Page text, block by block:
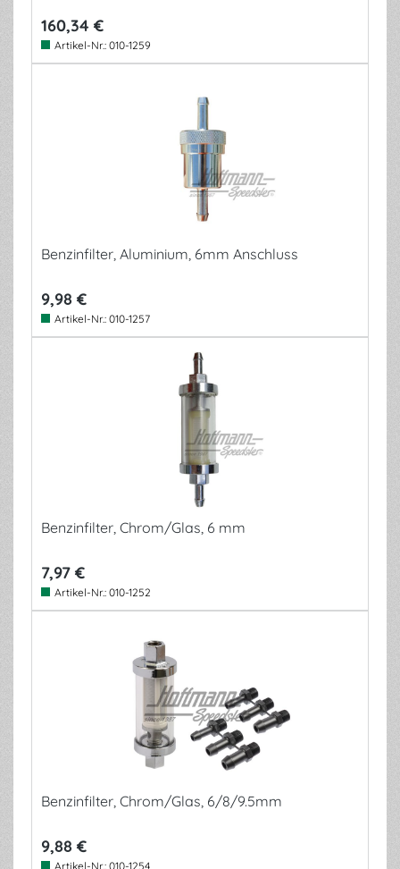
160,34 €
Artikel-Nr.: 010-1259
Benzinfilter, Aluminium, 6mm Anschluss
9,98 €
Artikel-Nr.: 010-1257
Benzinfilter, Chrom/Glas, 6 mm
7,97 €
Artikel-Nr.: 010-1252
Benzinfilter, Chrom/Glas, 6/8/9.5mm
9,88 €
Artikel-Nr.: 010-1254